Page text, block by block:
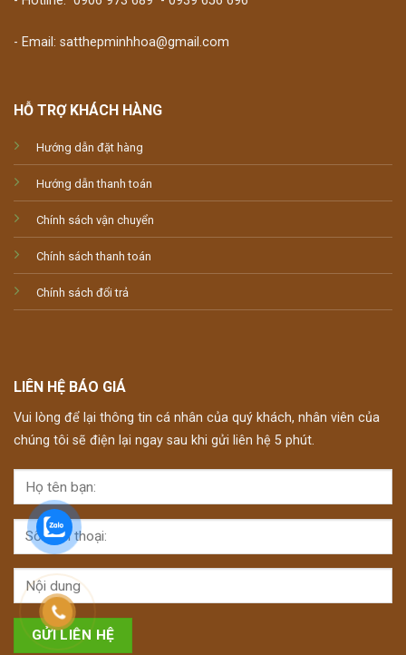
- Email: satthepminhhoa@gmail.com
HỖ TRỢ KHÁCH HÀNG
Hướng dẫn đặt hàng
Hướng dẫn thanh toán
Chính sách vận chuyển
Chính sách thanh toán
Chính sách đổi trả
LIÊN HỆ BÁO GIÁ
Vui lòng để lại thông tin cá nhân của quý khách, nhân viên của
chúng tôi sẽ điện lại ngay sau khi gửi liên hệ 5 phút.